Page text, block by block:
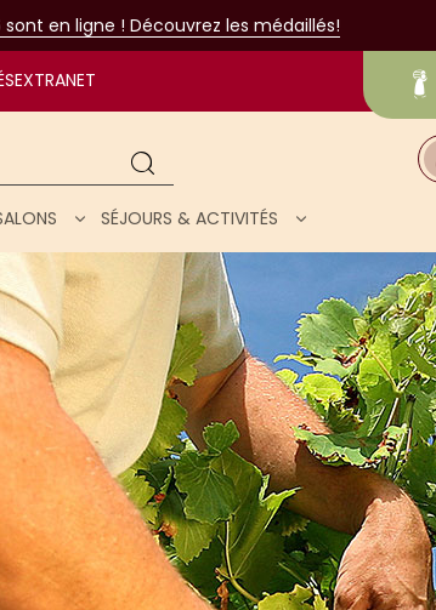
en ligne ! Découvrez les médaillés!
EXTRANET
Chercher
SÉJOURS & ACTIVITÉS